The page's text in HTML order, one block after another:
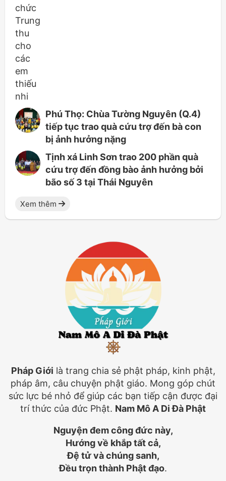
Phú Thọ: Chùa Tường Nguyên (Q.4)
tiếp tục trao quà cứu trợ đến bà con
bị ảnh hưởng nặng
Tịnh xá Linh Sơn trao 200 phần quà
cứu trợ đến đồng bào ảnh hưởng bởi
bão số 3 tại Thái Nguyên
Xem thêm
Pháp Giới là trang chia sẻ phật pháp, kinh phật,
pháp âm, câu chuyện phật giáo. Mong góp chút
sức lực bé nhỏ để giúp các bạn tiếp cận được đại
trí thức của đức Phật. Nam Mô A Di Đà Phật
Nguyện đem công đức này,
Hướng về khắp tất cả,
Đệ tử và chúng sanh,
Đều trọn thành Phật đạo.